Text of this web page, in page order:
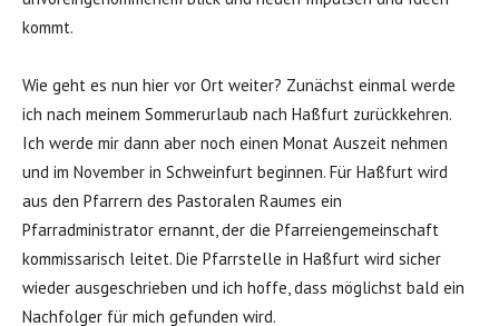
kommt.
Wie geht es nun hier vor Ort weiter? Zunächst einmal werde
ich nach meinem Sommerurlaub nach Haßfurt zurückkehren.
Ich werde mir dann aber noch einen Monat Auszeit nehmen
und im November in Schweinfurt beginnen. Für Haßfurt wird
aus den Pfarrern des Pastoralen Raumes ein
Pfarradministrator ernannt, der die Pfarreiengemeinschaft
kommissarisch leitet. Die Pfarrstelle in Haßfurt wird sicher
wieder ausgeschrieben und ich hoffe, dass möglichst bald ein
Nachfolger für mich gefunden wird.